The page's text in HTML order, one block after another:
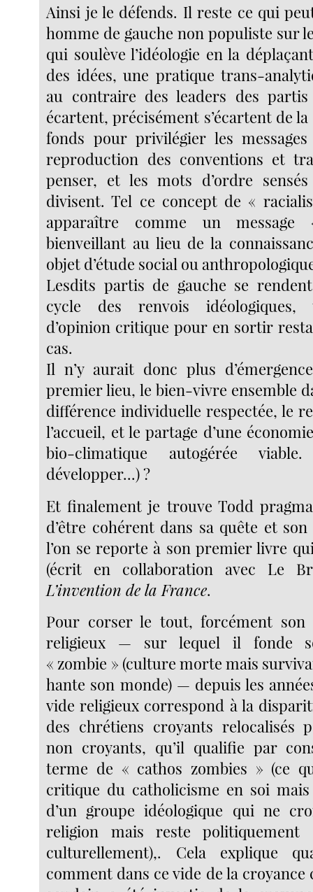
Ainsi je le défends. Il reste ce qui
homme de gauche non populiste sur
qui soulève l’idéologie en la
des idées, une pratique trans-
au contraire des leaders des partis
écartent, précisément s’écartent de
fonds pour privilégier les
reproduction des conventions et
penser, et les mots d’ordre
divisent. Tel ce concept de «
apparaître comme un
bienveillant au lieu de la
objet d’étude social ou
Lesdits partis de gauche se
cycle des renvois idéologiques,
d’opinion critique pour en sortir
cas.
Il n’y aurait donc plus
premier lieu, le bien-vivre ensemble
différence individuelle respectée, le
l’accueil, et le partage d’une
bio-climatique autogérée
développer...) ?
Et finalement je trouve Todd
d’être cohérent dans sa quête et
l’on se reporte à son premier livre
(écrit en collaboration avec Le
L’invention de la France.
Pour corser le tout, forcément son
religieux — sur lequel il fonde
« zombie » (culture morte mais
hante son monde) — depuis les
vide religieux correspond à la
des chrétiens croyants relocalisés
non croyants, qu’il qualifie par
terme de « cathos zombies » (ce
critique du catholicisme en soi
d’un groupe idéologique qui ne
religion mais reste politiquement
culturellement),. Cela explique
comment dans ce vide de la croyance